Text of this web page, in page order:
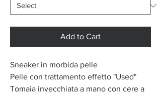
Add to Cart
Sneaker in morbida pelle
Pelle con trattamento effetto "Used"
Tomaia invecchiata a mano con cere a